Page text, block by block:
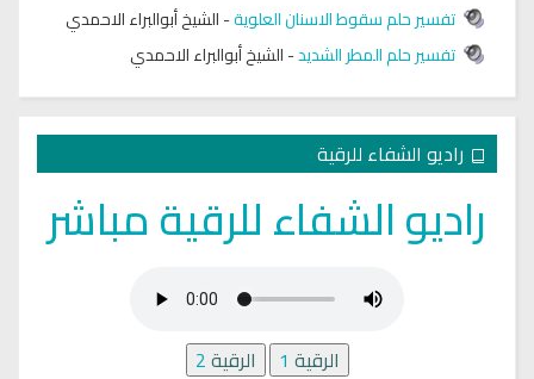
تفسير حلم سقوط الاسنان العلوية-الشيخ أبوالبراء الاحمدي
تفسير حلم المطر الشديد-الشيخ أبوالبراء الاحمدي
راديو الشفاء للرقية
راديو الشفاء للرقية مباشر
الرقية 1 الرقية2